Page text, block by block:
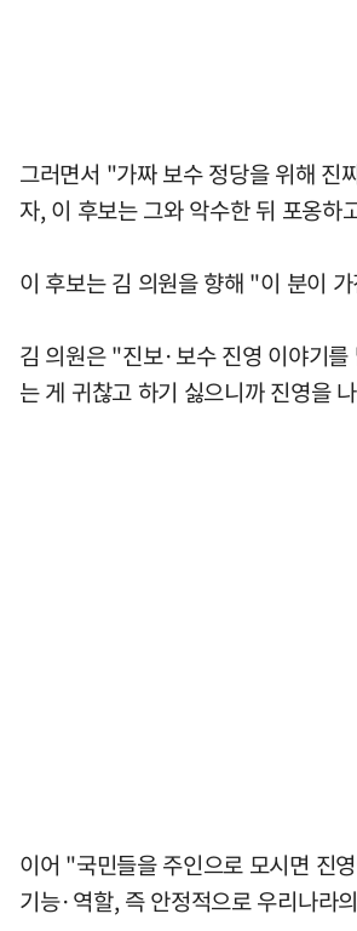
그러면서 "가짜 보수 정당을 위해 진
자, 이 후보는 그와 악수한 뒤 포옹하
이 후보는 김 의원을 향해 "이 분이
김 의원은 "진보·보수 진영 이야기
는 게 귀찮고 하기 싫으니까 진영을
이어 "국민들을 주인으로 모시면 진
기능·역할, 즉 안정적으로 우리나라